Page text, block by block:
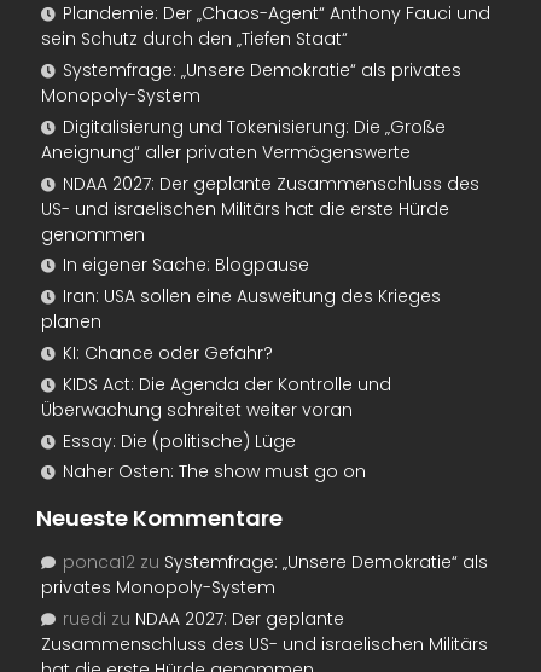
Plandemie: Der „Chaos-Agent“ Anthony Fauci und
sein Schutz durch den „Tiefen Staat“
Systemfrage: „Unsere Demokratie“ als privates
Monopoly-System
Digitalisierung und Tokenisierung: Die „Große
Aneignung“ aller privaten Vermögenswerte
NDAA 2027: Der geplante Zusammenschluss des
US- und israelischen Militärs hat die erste Hürde
genommen
In eigener Sache: Blogpause
Iran: USA sollen eine Ausweitung des Krieges
planen
KI: Chance oder Gefahr?
KIDS Act: Die Agenda der Kontrolle und
Überwachung schreitet weiter voran
Essay: Die (politische) Lüge
Naher Osten: The show must go on
Neueste Kommentare
ponca12 zu Systemfrage: „Unsere Demokratie“ als
privates Monopoly-System
ruedi zu NDAA 2027: Der geplante
Zusammenschluss des US- und israelischen Militärs